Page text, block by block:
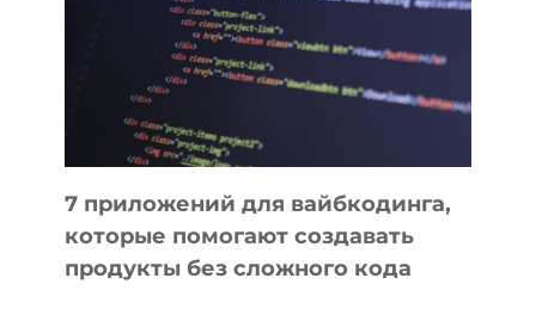
ДЛЯ
РАБОТЫ
7 приложений для вайбкодинга,
которые помогают создавать
продукты без сложного кода